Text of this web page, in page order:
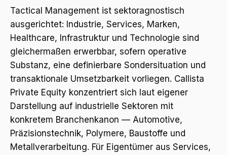
Tactical Management ist sektoragnostisch
ausgerichtet: Industrie, Services, Marken,
Healthcare, Infrastruktur und Technologie sind
gleichermaßen erwerbbar, sofern operative
Substanz, eine definierbare Sondersituation und
transaktionale Umsetzbarkeit vorliegen. Callista
Private Equity konzentriert sich laut eigener
Darstellung auf industrielle Sektoren mit
konkretem Branchenkanon — Automotive,
Präzisionstechnik, Polymere, Baustoffe und
Metallverarbeitung. Für Eigentümer aus Services,